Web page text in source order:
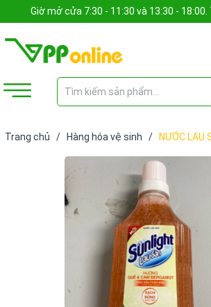
Giờ mở cửa 7:30 - 11:30 và 13:30 -
Trang chủ / Hàng hóa vệ sinh /
NƯỚC LAU